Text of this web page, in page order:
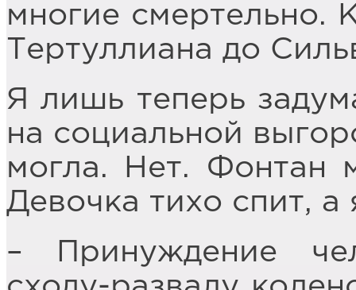
многие смертельно.
Тертуллиана до
Я лишь теперь
на социальной
могла. Нет. Фонтан
Девочка тихо спит, а
– Принуждение